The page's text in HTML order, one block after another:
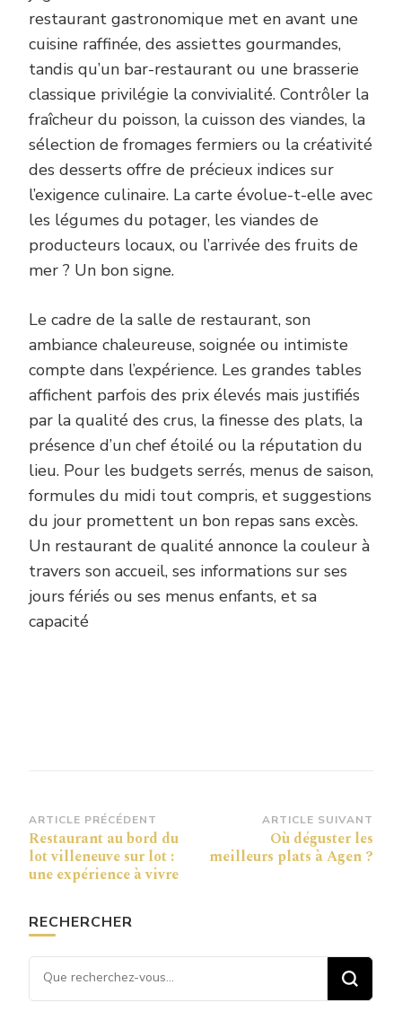
restaurant gastronomique met en avant une
cuisine raffinée, des assiettes gourmandes,
tandis qu’un bar-restaurant ou une brasserie
classique privilégie la convivialité. Contrôler la
fraîcheur du poisson, la cuisson des viandes, la
sélection de fromages fermiers ou la créativité
des desserts offre de précieux indices sur
l’exigence culinaire. La carte évolue-t-elle avec
les légumes du potager, les viandes de
producteurs locaux, ou l’arrivée des fruits de
mer ? Un bon signe.
Le cadre de la salle de restaurant, son
ambiance chaleureuse, soignée ou intimiste
compte dans l’expérience. Les grandes tables
affichent parfois des prix élevés mais justifiés
par la qualité des crus, la finesse des plats, la
présence d’un chef étoilé ou la réputation du
lieu. Pour les budgets serrés, menus de saison,
formules du midi tout compris, et suggestions
du jour promettent un bon repas sans excès.
Un restaurant de qualité annonce la couleur à
travers son accueil, ses informations sur ses
jours fériés ou ses menus enfants, et sa
capacité
Navigation
d’article
ARTICLE PRÉCÉDENT
Restaurant au bord du
lot villeneuve sur lot :
une expérience à vivre
ARTICLE SUIVANT
Où déguster les
meilleurs plats à Agen ?
RECHERCHER
Vous recherchiez quelque
chose ?